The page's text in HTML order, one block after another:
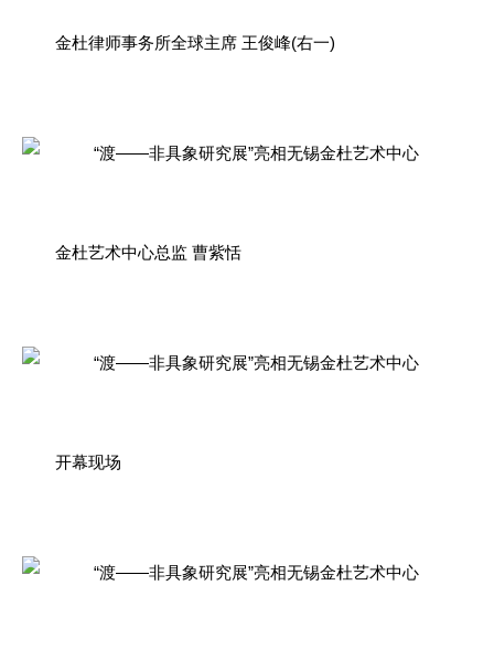
金杜律师事务所全球主席 王俊峰(右一)
金杜艺术中心总监 曹紫恬
开幕现场